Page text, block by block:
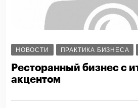
НОВОСТИ ПРАКТИКА БИЗНЕСА
Ресторанный бизнес с
акцентом